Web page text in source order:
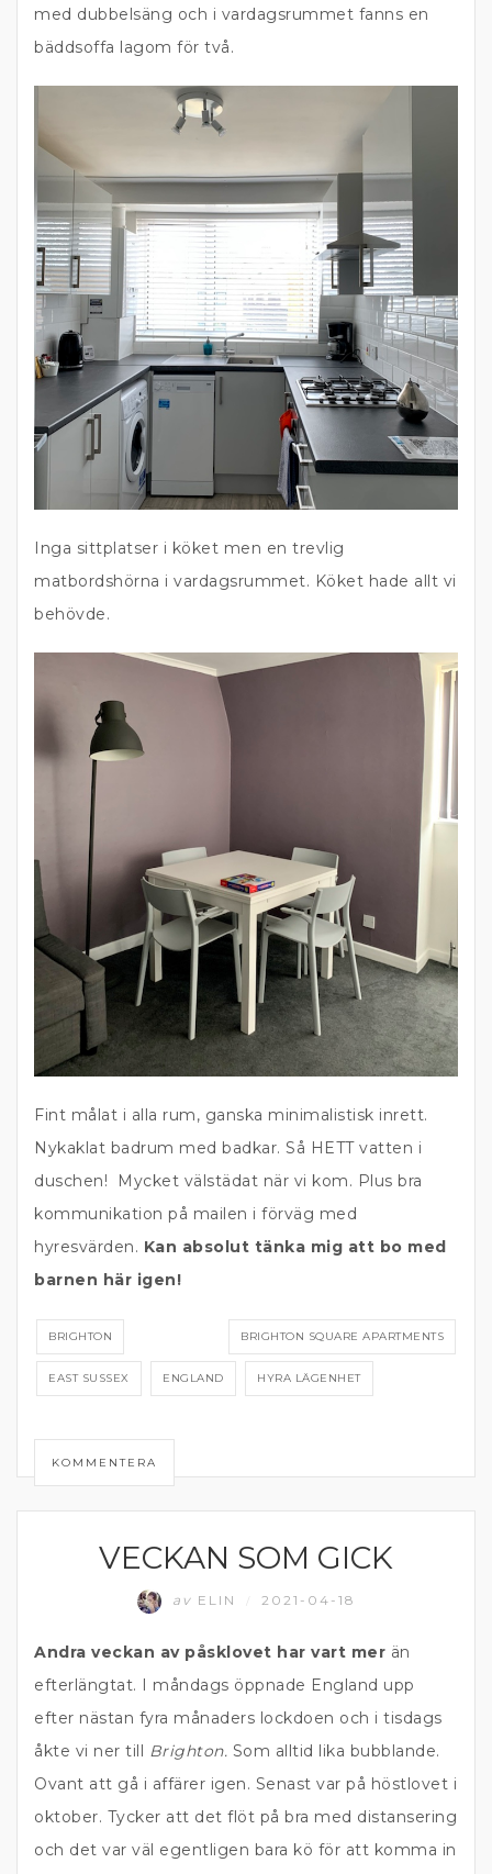
med dubbelsäng och i vardagsrummet fanns en
bäddsoffa lagom för två.
Inga sittplatser i köket men en trevlig
matbordshörna i vardagsrummet. Köket hade allt vi
behövde.
Fint målat i alla rum, ganska minimalistisk inrett.
Nykaklat badrum med badkar. Så HETT vatten i
duschen! Mycket välstädat när vi kom. Plus bra
kommunikation på mailen i förväg med
hyresvärden. Kan absolut tänka mig att bo med
barnen här igen!
BRIGHTON BRIGHTON SQUARE APARTMENTS
EAST SUSSEX ENGLAND HYRA LÄGENHET
KOMMENTERA
MATPRATVECKAN SOM GICK
av ELIN 2021-04-18
Andra veckan av påsklovet har vart mer än
efterlängtat. I måndags öppnade England upp
efter nästan fyra månaders lockdoen och i tisdags
åkte vi ner till Brighton. Som alltid lika bubblande.
Ovant att gå i affärer igen. Senast var på höstlovet i
oktober. Tycker att det flöt på bra med distansering
och det var väl egentligen bara kö för att komma in